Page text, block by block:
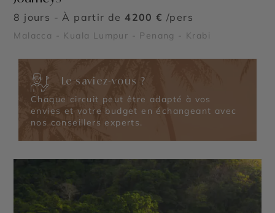
8 jours - À partir de 4200 € /pers
Malacca - Kuala Lumpur - Penang - Krabi
Le saviez-vous ?
Chaque circuit peut être adapté à vos
envies et votre budget en échangeant avec
nos conseillers experts.